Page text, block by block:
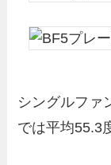
シングルファ
では平均55.3